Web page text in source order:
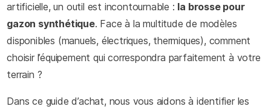
artificielle, un outil est incontournable : la brosse pour
gazon synthétique. Face à la multitude de modèles
disponibles (manuels, électriques, thermiques), comment
choisir l’équipement qui correspondra parfaitement à votre
terrain ?
Dans ce guide d’achat, nous vous aidons à identifier les